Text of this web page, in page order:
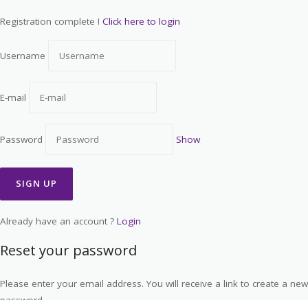
Registration complete ! Click here to login
Username
E-mail
Password Show
Already have an account ? Login
Reset your password
Please enter your email address. You will receive a link to create a new